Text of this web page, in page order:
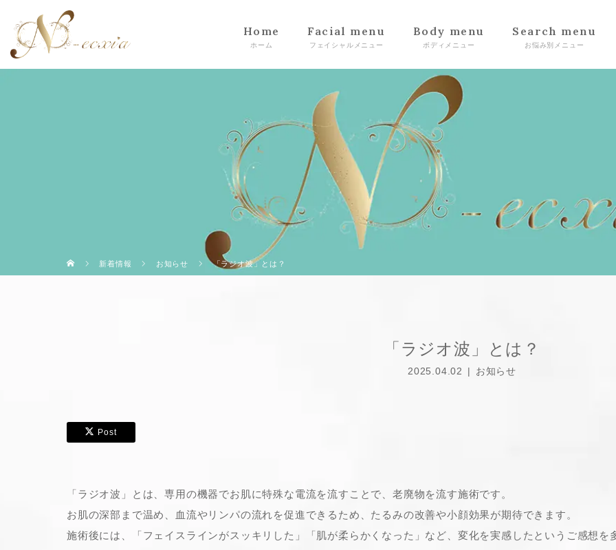
Home Facial menu Body menu Search menu
新着情報 お知らせ 「ラジオ波」とは？
「ラジオ波」とは？
2025.04.02 お知らせ
Post
「ラジオ波」とは、専用の機器でお肌に特殊な電流を流すことで、老廃物を流す施術です。
お肌の深部まで温め、血流やリンパの流れを促進できるため、たるみの改善や小顔効果が期待できます。
施術後には、「フェイスラインがスッキリした」「肌が柔らかくなった」など、変化を実感したというご感想を